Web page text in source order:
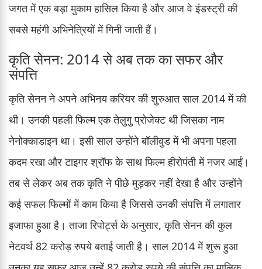
जगत में एक बड़ा मुकाम हासिल किया है और आज वे इंडस्ट्री की
सबसे महंगी अभिनेत्रियों में गिनी जाती हैं।
कृति सेनन: 2014 से अब तक का सफर और
संपत्ति
कृति सेनन ने अपने अभिनय करियर की शुरुआत साल 2014 में की
थी। उनकी पहली फिल्म एक तेलुगु प्रोजेक्ट थी जिसका नाम
नेनोक्काडाइन था। इसी साल उन्होंने बॉलीवुड में भी अपना पहला
कदम रखा और टाइगर श्रॉफ के साथ फिल्म हीरोपंती में नजर आईं।
तब से लेकर अब तक कृति ने पीछे मुड़कर नहीं देखा है और उन्होंने
कई सफल फिल्मों में काम किया है जिससे उनकी संपत्ति में लगातार
इजाफा हुआ है। ताजा रिपोर्ट्स के अनुसार, कृति सेनन की कुल
नेटवर्थ 82 करोड़ रुपये बताई जाती है। साल 2014 में शुरू हुआ